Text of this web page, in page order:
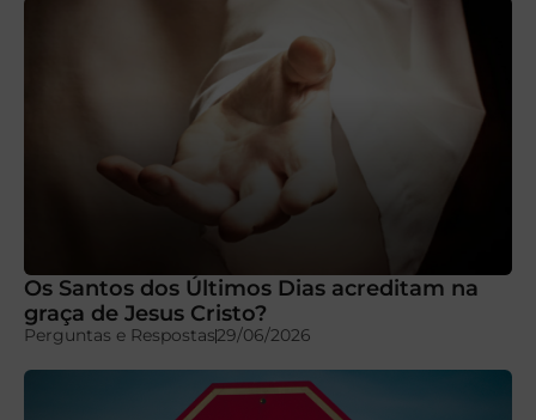
Os Santos dos Últimos Dias acreditam na
graça de Jesus Cristo?
Perguntas e Respostas29/06/2026